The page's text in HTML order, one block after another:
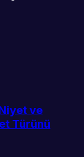
ve
Türünü